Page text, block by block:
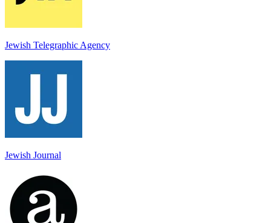
Jewish Telegraphic Agency
Jewish Journal